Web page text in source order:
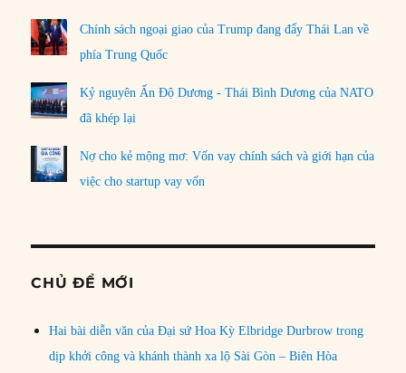
Chính sách ngoại giao của Trump đang đẩy Thái Lan về
phía Trung Quốc
Kỷ nguyên Ấn Độ Dương - Thái Bình Dương của NATO
đã khép lại
Nợ cho kẻ mộng mơ: Vốn vay chính sách và giới hạn của
việc cho startup vay vốn
CHỦ ĐỀ MỚI
Hai bài diễn văn của Đại sứ Hoa Kỳ Elbridge Durbrow trong
dịp khởi công và khánh thành xa lộ Sài Gòn – Biên Hòa